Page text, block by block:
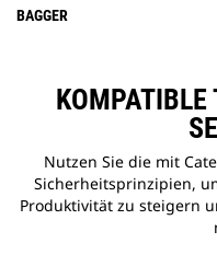
BAGGER
KOMPATIBLE
Nutzen Sie die mit
Sicherheitsprinzipien,
Produktivität zu steigern